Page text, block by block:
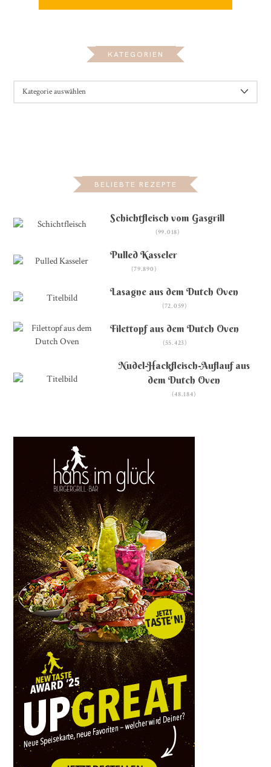
KATEGORIEN
BELIEBTE REZEPTE
Schichtfleisch vom Gasgrill
(99.018)
Pulled Kasseler
(79.890)
Lasagne aus dem Dutch Oven
(72.059)
Filettopf aus dem Dutch Oven
(55.423)
Nudel-Hackfleisch-Auflauf aus
dem Dutch Oven
(48.184)